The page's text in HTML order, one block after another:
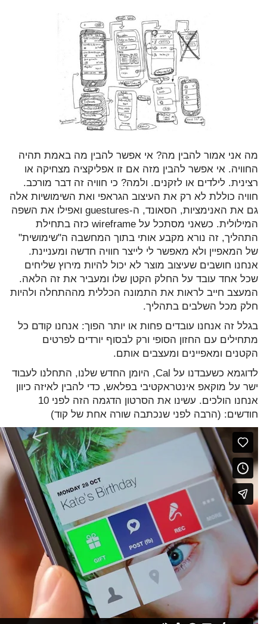
מה אני אמור להבין מה? אי אפשר להבין מה באמת תהיה
החוויה. אי אפשר להבין מזה אם זו אפליקציה מצחיקה או
רצינית. לילדים או לזקנים. ולמה? כי חוויה זה דבר מורכב.
חוויה כוללת לא רק את העיצוב הגראפי ואת השימושיות אלה
גם את האנימציות, הסאונד, ה-guestures ואפילו את השפה
המילולית. כשאני מסתכל על wireframe כזה בתחילת
התהליך, זה נורא מקבע אותי בתוך המחשבה ה"שימושית"
של המאפיין ולא מאפשר לי לייצר חוויה חדשה ומעניינת.
אנחנו חושבים שעיצוב מוצר לא יכול להיות מירוץ שליחים
שכל אחד עובד על החלק הקטן שלו ומעביר את זה הלאה.
המעצב חייב לראות את התמונה הכללית מההתחלה ולהיות
חלק מכל השלבים בתהליך.
בגלל זה אנחנו עובדים פחות או יותר הפוך: אנחנו קודם כל
מתחילים עם החזון הסופי ורק לבסוף יורדים לפרטים
הקטנים ומאפיינים ומעצבים אותם.
לדוגמא כשעבדנו על Cal, היומן החדש שלנו, התחלנו לעבוד
ישר על מוקאפ אינטראקטיבי בפלאש, כדי להבין לאיזה כיוון
אנחנו הולכים. עשינו את הסרטון הדגמה הזה לפני 10
חודשים: (הרבה לפני שנכתבה שורה אחת של קוד)